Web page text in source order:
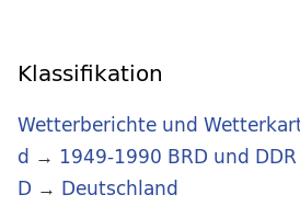
Klassifikation
Wetterberichte und
d → 1949-1990 BRD und DDR
D → Deutschland